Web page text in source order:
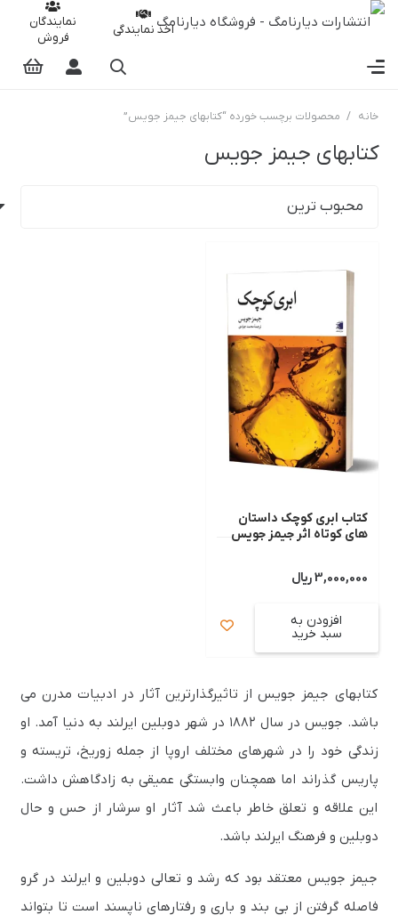
اخذ نمایندگی
نمایندگان
فروش
خانه / محصولات برچسب خورده “کتابهای جیمز جویس”
کتابهای جیمز جویس
کتاب ابری کوچک داستان
های کوتاه اثر جیمز جویس
3,000,000ریال
افزودن به
سبد خرید
کتابهای جیمز جویس از تاثیرگذارترین آثار در ادبیات مدرن می
باشد. جویس در سال ۱۸۸۲ در شهر دوبلین ایرلند به دنیا آمد. او
زندگی خود را در شهرهای مختلف اروپا از جمله زوریخ، تریسته و
پاریس گذراند اما همچنان وابستگی عمیقی به زادگاهش داشت.
این علاقه و تعلق خاطر باعث شد آثار او سرشار از حس و حال
دوبلین و فرهنگ ایرلند باشد.
جیمز جویس معتقد بود که رشد و تعالی دوبلین و ایرلند در گرو
فاصله گرفتن از بی بند و باری و رفتارهای ناپسند است تا بتواند